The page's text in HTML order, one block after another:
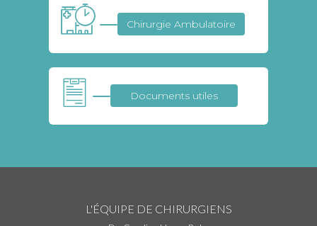
Chirurgie Ambulatoire
Documents utiles
L'ÉQUIPE DE CHIRURGIENS